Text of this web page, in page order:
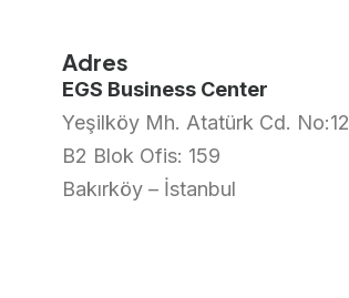
Adres
EGS Business Center
Yeşilköy Mh. Atatürk Cd. No:12
B2 Blok Ofis: 159
Bakırköy – İstanbul